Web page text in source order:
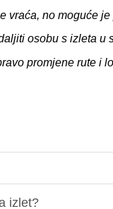
vraća, no moguće
osobu s izleta
promjene rute i
izlet?